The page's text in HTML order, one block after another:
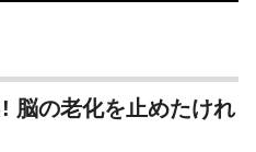
脳の老化を止めたけれ